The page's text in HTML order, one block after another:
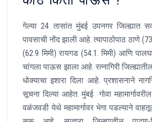
गेल्या 24 तासांत मुंबई उपनगर जिल्ह्यात
पावसाची नोंद झाली आहे. त्यापाठोपाठ ठाणे
(62.9 मिमी) रायगड (54.1. मिमी) आणि
चांगला पाऊस झाला आहे. रत्नागिरी
धोक्याचा इशारा दिला आहे. प्रशासनाने
सूचना दिल्या आहेत. मुंबई गोवा
वळंजवडी येथे महामार्गावर भेगा पडल्याने